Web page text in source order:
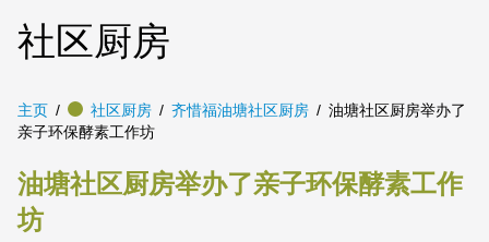
社区厨房
主页 社区厨房 齐惜福油塘社区厨房
油塘社区厨房举办了
亲子环保酵素工作坊
油塘社区厨房举办了亲子环保酵素工作
坊